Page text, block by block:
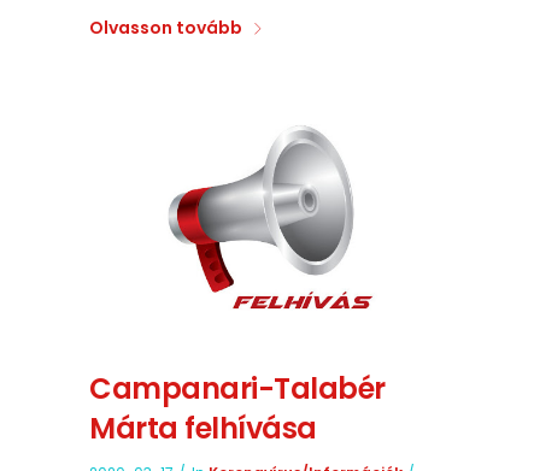
Olvasson tovább
Campanari-Talabér
Márta felhívása